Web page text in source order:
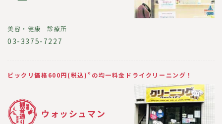
美容・健康 診療所
03-3375-7227
ビックリ価格600円(税込)”の均一料金ドライクリーニング！
ウォッシュマン